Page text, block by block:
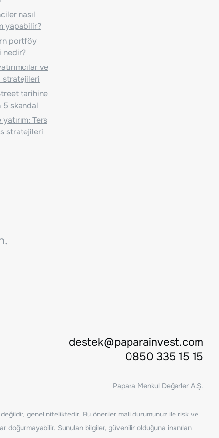
nasıl
yapabilir?
portföy
nedir?
ve
stratejileri
tarihine
5 skandal
Ters
stratejileri
destek@paparainvest.com
0850 335 15 15
Papara Menkul Değerler A.Ş.
değildir, genel niteliktedir. Bu öneriler mali durumunuz ile risk ve
doğurmayabilir. Sunulan bilgiler, güvenilir olduğuna inanılan